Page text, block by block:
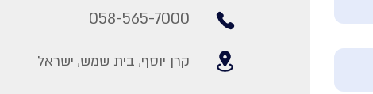
058-565-7000
קרן יוסף, בית שמש, ישראל